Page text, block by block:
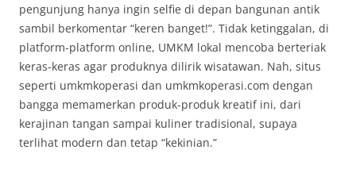
pengunjung hanya ingin selfie di depan bangunan antik
sambil berkomentar “keren banget!”. Tidak ketinggalan, di
platform-platform online, UMKM lokal mencoba berteriak
keras-keras agar produknya dilirik wisatawan. Nah, situs
seperti umkmkoperasi dan umkmkoperasi.com dengan
bangga memamerkan produk-produk kreatif ini, dari
kerajinan tangan sampai kuliner tradisional, supaya
terlihat modern dan tetap “kekinian.”